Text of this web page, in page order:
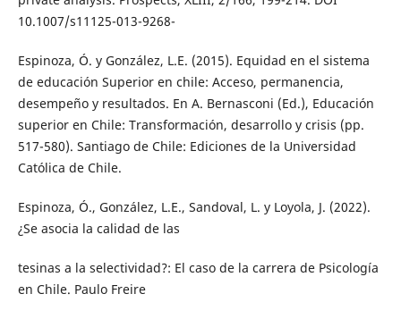
10.1007/s11125-013-9268-
Espinoza, Ó. y González, L.E. (2015). Equidad en el sistema
de educación Superior en chile: Acceso, permanencia,
desempeño y resultados. En A. Bernasconi (Ed.), Educación
superior en Chile: Transformación, desarrollo y crisis (pp.
517-580). Santiago de Chile: Ediciones de la Universidad
Católica de Chile.
Espinoza, Ó., González, L.E., Sandoval, L. y Loyola, J. (2022).
¿Se asocia la calidad de las
tesinas a la selectividad?: El caso de la carrera de Psicología
en Chile. Paulo Freire